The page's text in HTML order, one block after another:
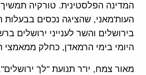
המדינה הפלסטינית. טורקיה
העות'מאני, שהציגה נכסים בבעלות
בירושלים והשר לענייני ירושלים
היומי בימי הרמאדן, כחלק ממאמצי
מאור צמח, יו"ר תנועת "לך